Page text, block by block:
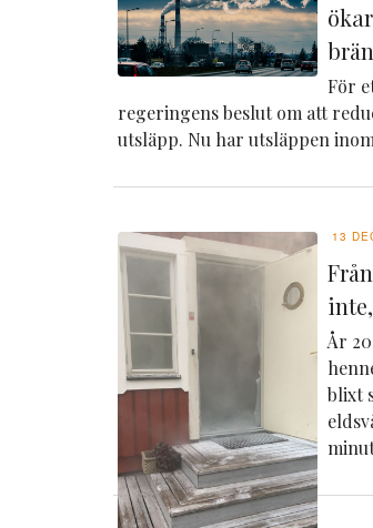
För
regeringens beslut om att
utsläpp. Nu har utsläppen
13
År
blixt